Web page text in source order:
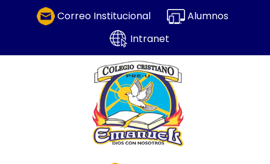
Correo Institucional
Alumnos
Intranet